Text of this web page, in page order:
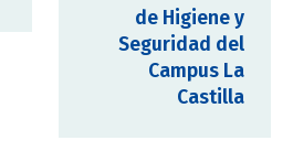
de Higiene y
Seguridad del
Campus La
Castilla